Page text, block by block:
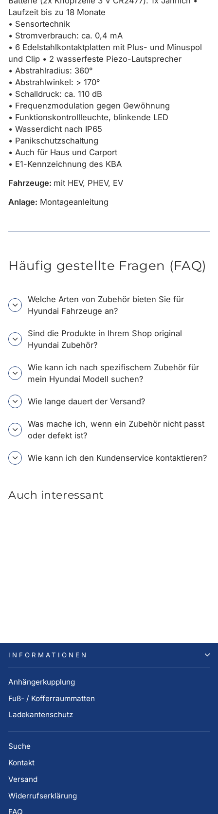
Laufzeit bis zu 18 Monate
• Sensortechnik
• Stromverbrauch: ca. 0,4 mA
• 6 Edelstahlkontaktplatten mit Plus- und Minuspol
und Clip • 2 wasserfeste Piezo-Lautsprecher
• Abstrahlradius: 360°
• Abstrahlwinkel: > 170°
• Schalldruck: ca. 110 dB
• Frequenzmodulation gegen Gewöhnung
• Funktionskontrollleuchte, blinkende LED
• Wasserdicht nach IP65
• Panikschutzschaltung
• Auch für Haus und Carport
• E1-Kennzeichnung des KBA
Fahrzeuge: mit HEV, PHEV, EV
Anlage: Montageanleitung
Häufig gestellte Fragen (FAQ)
Welche Arten von Zubehör bieten Sie für
Hyundai Fahrzeuge an?
Sind die Produkte in Ihrem Shop original
Hyundai Zubehör?
Wie kann ich nach spezifischem Zubehör für
mein Hyundai Modell suchen?
Wie lange dauert der Versand?
Was mache ich, wenn ein Zubehör nicht passt
oder defekt ist?
Wie kann ich den Kundenservice kontaktieren?
Auch interessant
INFORMATIONEN
Anhängerkupplung
Fuß- / Kofferraummatten
Ladekantenschutz
Suche
Kontakt
Versand
Widerrufserklärung
FAQ